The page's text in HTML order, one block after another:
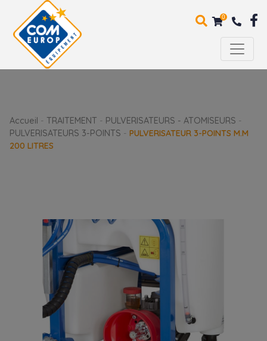
0
Accueil - TRAITEMENT - PULVERISATEURS - ATOMISEURS -
PULVERISATEURS 3-POINTS - PULVERISATEUR 3-POINTS M.M
200 LITRES